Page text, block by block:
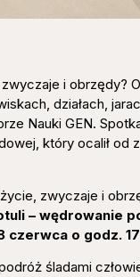
i obrzędy?
działach,
Nauki GEN.
który ocalił od
zwyczaje i
– wędrowanie
czerwca o godz.
śladami